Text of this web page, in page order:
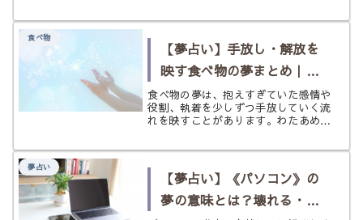
夢占いにおいて団子は、あなたの人間
感を映し出す鏡となることが多いで
す。 ...
食べ物
【夢占い】手放し・解放を
映す食べ物の夢まとめ｜重
さをほどき、心を軽くする
サイン
食べ物の夢は、抱えすぎていた感情や
役割、執着を少しずつ手放していく流
れを映すことがあります。わたあめ、
る夢から、心を軽くする解放のサイン
夢占い
【夢占い】《パソコン》の
夢の意味とは？壊れる・使